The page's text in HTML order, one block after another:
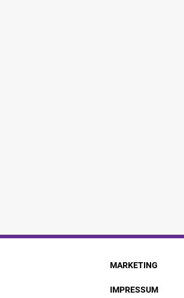
MARKETING
IMPRESSUM